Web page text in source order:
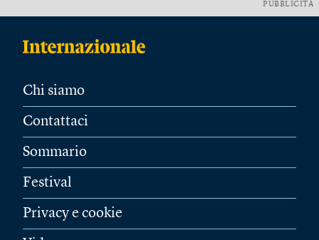
PUBBLICITÀ
Chi siamo
Contattaci
Sommario
Festival
Privacy e cookie